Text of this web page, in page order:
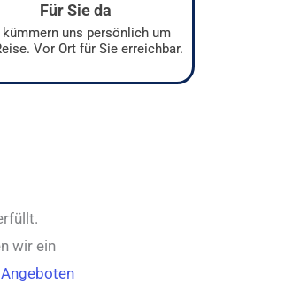
Für Sie da
kümmern uns persönlich um
Vor Ort für Sie erreichbar.
wir ein